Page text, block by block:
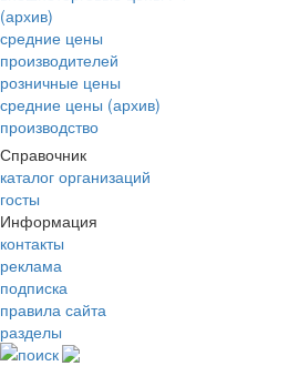
(архив)
средние цены
производителей
розничные цены
средние цены (архив)
производство
Справочник
каталог организаций
госты
Информация
контакты
реклама
подписка
правила сайта
разделы
поиск